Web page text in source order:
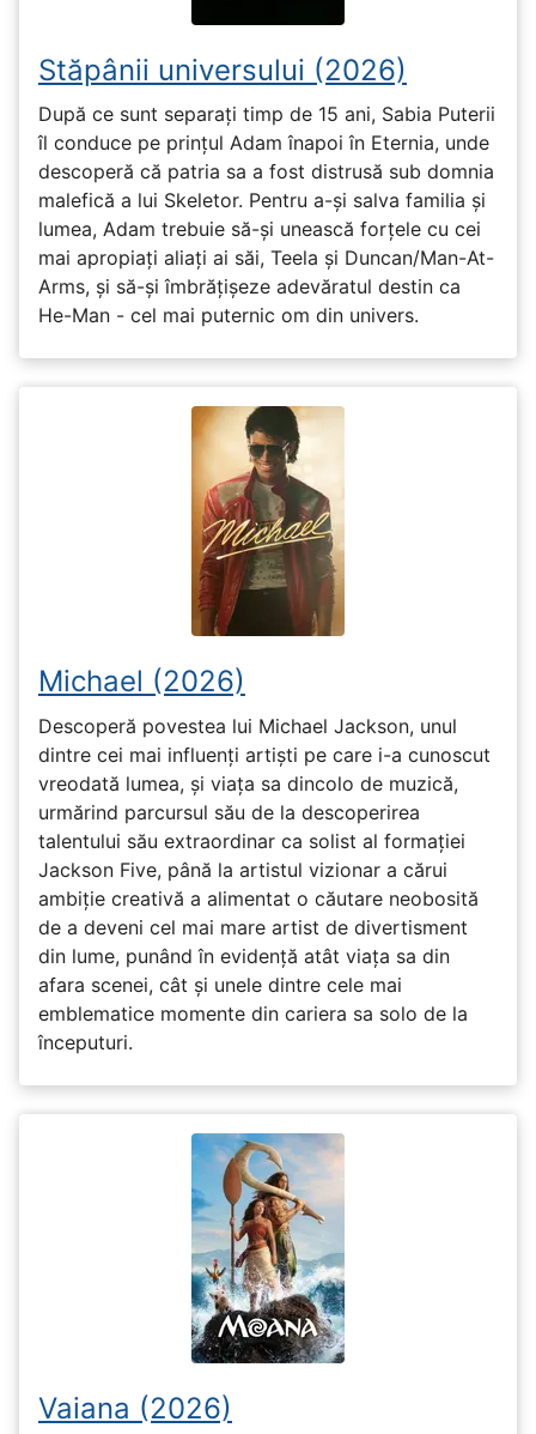
Stăpânii universului (2026)
După ce sunt separați timp de 15 ani, Sabia Puterii
îl conduce pe prințul Adam înapoi în Eternia, unde
descoperă că patria sa a fost distrusă sub domnia
malefică a lui Skeletor. Pentru a-și salva familia și
lumea, Adam trebuie să-și unească forțele cu cei
mai apropiați aliați ai săi, Teela și Duncan/Man-At-
Arms, și să-și îmbrățișeze adevăratul destin ca
He-Man - cel mai puternic om din univers.
Michael (2026)
Descoperă povestea lui Michael Jackson, unul
dintre cei mai influenți artiști pe care i-a cunoscut
vreodată lumea, și viața sa dincolo de muzică,
urmărind parcursul său de la descoperirea
talentului său extraordinar ca solist al formației
Jackson Five, până la artistul vizionar a cărui
ambiție creativă a alimentat o căutare neobosită
de a deveni cel mai mare artist de divertisment
din lume, punând în evidență atât viața sa din
afara scenei, cât și unele dintre cele mai
emblematice momente din cariera sa solo de la
începuturi.
Vaiana (2026)